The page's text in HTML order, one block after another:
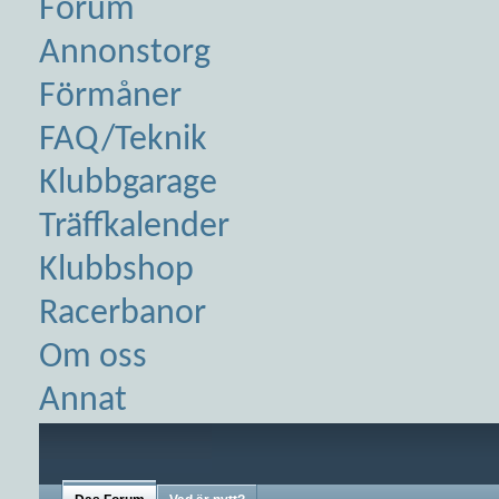
Forum
Annonstorg
Förmåner
FAQ/Teknik
Klubbgarage
Träffkalender
Klubbshop
Racerbanor
Om oss
Annat